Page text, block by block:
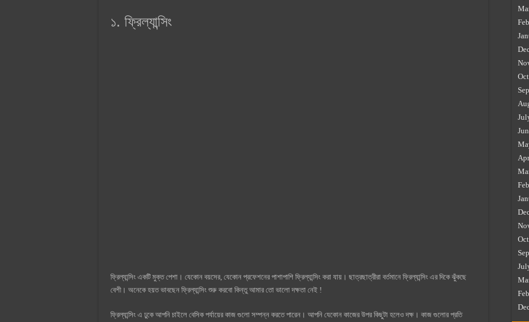
১. ফ্রিল্যান্সিং
ফ্রিল্যান্সিং একটি মুক্ত পেশা। যেকোন বয়সের, যেকোন প্রফেশনের পাশাপাশি ফ্রিল্যান্সিং করা যায়। ছাত্রছাত্রীরা বর্তমানে ফ্রিল্যান্সিং এর দিকে ঝুঁকছে
বেশী। অনেকে হয়ত ভাবছেন ফ্রিল্যান্সিং শুরু করবো কিন্তু আমার তো ভালো দক্ষতা নেই !
ফ্রিল্যান্সিং এ ঢুকে আপনি চাইলে বেসিক পর্যায়ের কাজ গুলো সম্পন্ন করতে পারেন। আপনি যেকোন কাজের উপর কিছুটা হলেও দক্ষ। কাজ গুলোর প্রতি